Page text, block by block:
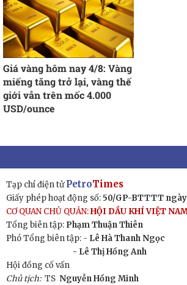
Giá vàng hôm nay 4/8: Vàng
miếng tăng trở lại, vàng thế
giới vẫn trên mốc 4.000
USD/ounce
Tạp chí điện tửPetroTimes
Giấy phép hoạt động số: 50/GP-BTTTT ngày
CƠ QUAN CHỦ QUẢN:HỘI DẦU KHÍ VIỆT
Tổng biên tập: Phạm Thuận Thiên
Phó Tổng biên tập: - Lê Hà Thanh Ngọc
- Lê Thị Hồng Anh
Hội đồng cố vấn
Chủ tịch:TS Nguyễn Hồng Minh